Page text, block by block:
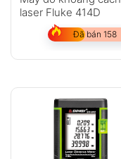
laser Fluke 414D
Đã bán 158